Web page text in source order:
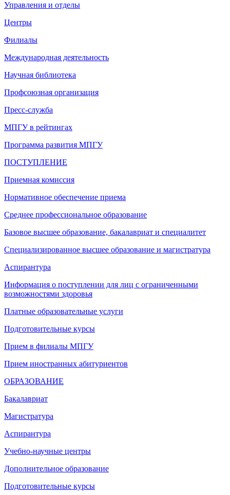
Управления и отделы
Центры
Филиалы
Международная деятельность
Научная библиотека
Профсоюзная организация
Пресс-служба
МПГУ в рейтингах
Программа развития МПГУ
ПОСТУПЛЕНИЕ
Приемная комиссия
Нормативное обеспечение приема
Среднее профессиональное образование
Базовое высшее образование, бакалавриат и специалитет
Специализированное высшее образование и магистратура
Аспирантура
Информация о поступлении для лиц с ограниченными
возможностями здоровья
Платные образовательные услуги
Подготовительные курсы
Прием в филиалы МПГУ
Прием иностранных абитуриентов
ОБРАЗОВАНИЕ
Бакалавриат
Магистратура
Аспирантура
Учебно-научные центры
Дополнительное образование
Подготовительные курсы